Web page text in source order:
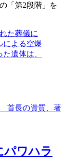
「第2段階」を
首長の資質、著
パワハラ